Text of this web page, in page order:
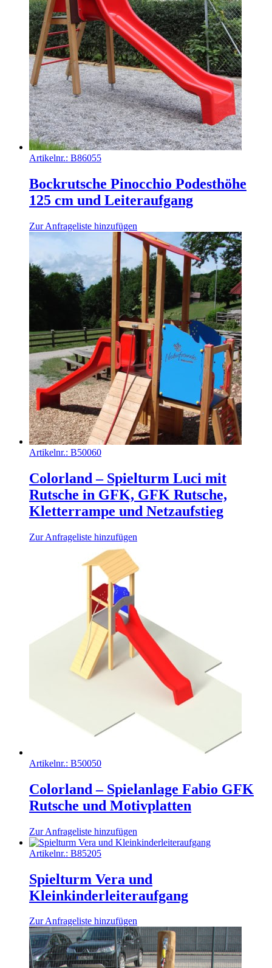
Artikelnr.: B86055
Bockrutsche Pinocchio Podesthöhe
125 cm und Leiteraufgang
Zur Anfrageliste hinzufügen
Artikelnr.: B50060
Colorland – Spielturm Luci mit
Rutsche in GFK, GFK Rutsche,
Kletterrampe und Netzaufstieg
Zur Anfrageliste hinzufügen
Artikelnr.: B50050
Colorland – Spielanlage Fabio GFK
Rutsche und Motivplatten
Zur Anfrageliste hinzufügen
Artikelnr.: B85205
Spielturm Vera und
Kleinkinderleiteraufgang
Zur Anfrageliste hinzufügen